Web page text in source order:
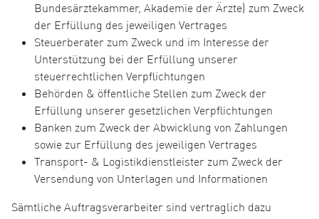
Bundesärztekammer, Akademie der Ärzte) zum Zweck
der Erfüllung des jeweiligen Vertrages
Steuerberater zum Zweck und im Interesse der
Unterstützung bei der Erfüllung unserer
steuerrechtlichen Verpflichtungen
Behörden & öffentliche Stellen zum Zweck der
Erfüllung unserer gesetzlichen Verpflichtungen
Banken zum Zweck der Abwicklung von Zahlungen
sowie zur Erfüllung des jeweiligen Vertrages
Transport- & Logistikdienstleister zum Zweck der
Versendung von Unterlagen und Informationen
Sämtliche Auftragsverarbeiter sind vertraglich dazu